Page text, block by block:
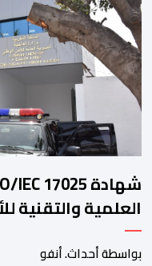
العمل الداخلي. ​وشهد اللقاء
للاتحاد، حيث أكد المجتمعون
المسؤول الوحيد المباشر والمنتخب
العلمية
الخبرات الجنائية
بواسطة أحداث. أنفو